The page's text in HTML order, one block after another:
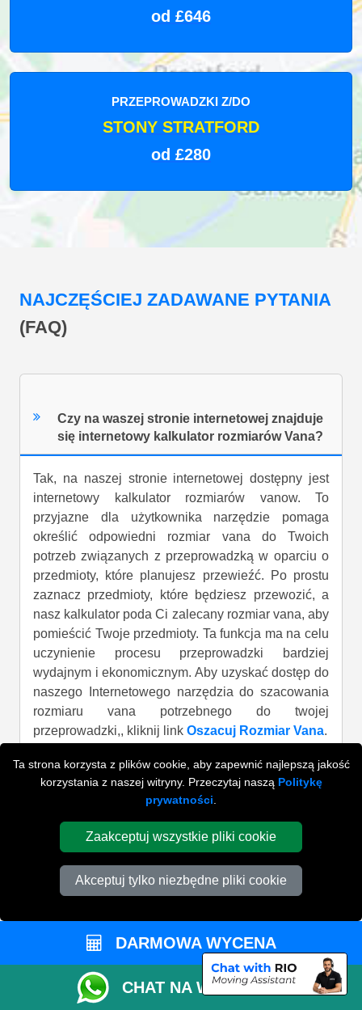
Ta strona korzysta z plików cookie, aby zapewnić najlepszą jakość
korzystania z naszej witryny. Przeczytaj naszą Politykę
prywatności
Zaakceptuj wszystkie pliki cookie
Akceptuj tylko niezbędne pliki cookie
od £646
PRZEPROWADZKI Z/DO
STONY STRATFORD
od £280
NAJCZĘŚCIEJ ZADAWANE PYTANIA
(FAQ)
Czy na waszej stronie internetowej znajduje
się internetowy kalkulator rozmiarów Vana?
Tak, na naszej stronie internetowej dostępny jest
internetowy kalkulator rozmiarów vanow. To
przyjazne dla użytkownika narzędzie pomaga
określić odpowiedni rozmiar vana do Twoich
potrzeb związanych z przeprowadzką w oparciu o
przedmioty, które planujesz przewieźć. Po prostu
zaznacz przedmioty, które będziesz przewozić, a
nasz kalkulator poda Ci zalecany rozmiar vana, aby
pomieścić Twoje przedmioty. Ta funkcja ma na celu
uczynienie procesu przeprowadzki bardziej
wydajnym i ekonomicznym. Aby uzyskać dostęp do
naszego Internetowego narzędzia do szacowania
rozmiaru vana potrzebnego do twojej
przeprowadzki,, kliknij link Oszacuj Rozmiar Vana.
Czy mogę zapisać wyniki z internetowego
wykorzystania w przyszłości?
Ilu pomocników będzie pomagać?
Czy mogę anulować moje rezerwacje?
DARMOWA WYCENA
CHAT NA WHATSAPP